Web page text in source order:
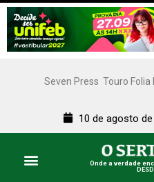
Seven Press Touro Folia
10 de agosto
Onde a verdade